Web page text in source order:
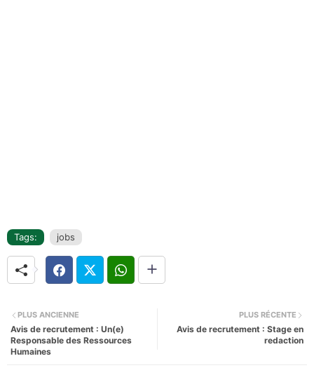
Tags: jobs
PLUS RÉCENTE
Avis de recrutement : Stage en
redaction
PLUS ANCIENNE
Avis de recrutement : Un(e)
Responsable des Ressources
Humaines